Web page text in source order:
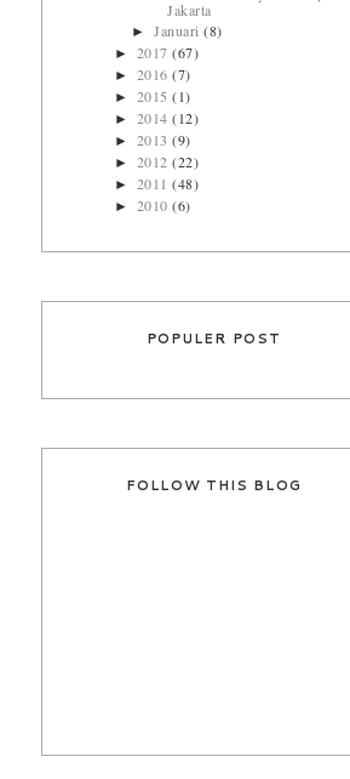
Jakarta
►Januari(8)
► 2017(67)
► 2016(7)
► 2015(1)
► 2014(12)
► 2013(9)
► 2012(22)
► 2011(48)
► 2010(6)
POPULER POST
FOLLOW THIS BLOG